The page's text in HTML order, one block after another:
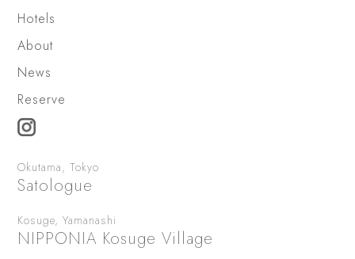
Hotels
About
News
Reserve
Okutama, Tokyo
Satologue
Kosuge, Yamanashi
NIPPONIA Kosuge Village